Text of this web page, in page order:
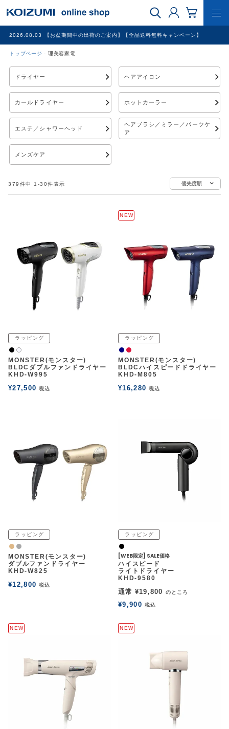
2026.08.03 【お盆期間中の出荷のご案内】【全品送料無料キャンペーン】
トップページ 理美容家電
理美容家電
調理家電
家具
アウトレットSALE
ブログ
ご利用ガイド
お問い合わせ
ドライヤー ヘアアイロン
カールドライヤー ホットカーラー
エステ／シャワーヘッド
ヘアブラシ／ミラー／パーツケ
ア
メンズケア
優先度順
379 件中 1 -30件表示
ラッピング
黒 白2
MONSTER(モンスター)
BLDCダブルファンドライヤー
KHD-W995
¥27,500 税込
NEW
ラッピング
ネイビー
赤
MONSTER(モンスター)
BLDCハイスピードドライヤー
KHD-M805
¥16,280 税込
ラッピング
ナチュラル
グレー
MONSTER(モンスター)
ダブルファンドライヤー
KHD-W825
¥12,800 税込
ラッピング
黒
[WEB限定] SALE価格
ハイスピード
ライトドライヤー
KHD-9580
通常 ¥19,800 のところ
¥9,900 税込
NEW NEW